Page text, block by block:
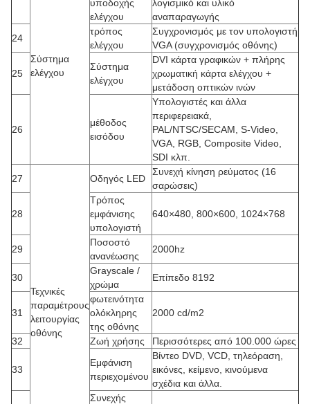
Σύστημα
ελέγχου
υποδοχής
ελέγχου
λογισμικό και υλικό
αναπαραγωγής
24
τρόπος
ελέγχου
Συγχρονισμός με τον υπολογιστή
VGA (συγχρονισμός οθόνης)
25
Σύστημα
ελέγχου
DVI κάρτα γραφικών + πλήρης
χρωματική κάρτα ελέγχου +
μετάδοση οπτικών ινών
26
μέθοδος
εισόδου
Υπολογιστές και άλλα
περιφερειακά,
PAL/NTSC/SECAM, S-Video,
VGA, RGB, Composite Video,
SDI κλπ.
27
Τεχνικές
παραμέτρους
λειτουργίας
οθόνης
Οδηγός LED
Συνεχή κίνηση ρεύματος (16
σαρώσεις)
28
Τρόπος
εμφάνισης
υπολογιστή
640×480, 800×600, 1024×768
29
Ποσοστό
ανανέωσης
2000hz
30
Grayscale /
χρώμα
Επίπεδο 8192
31
φωτεινότητα
ολόκληρης
της οθόνης
2000 cd/m2
32 Ζωή χρήσης Περισσότερες από 100.000 ώρες
33
Εμφάνιση
περιεχομένου
Βίντεο DVD, VCD, τηλεόραση,
εικόνες, κείμενο, κινούμενα
σχέδια και άλλα.
Συνεχής